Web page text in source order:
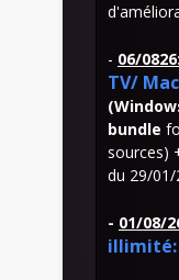
- 06/0826:
TV/
bundle
sources)
du 29/01/
- 01/08/
illimité: